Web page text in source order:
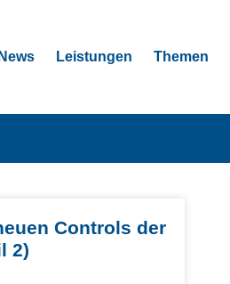
News Leistungen Themen
Controls der
2)